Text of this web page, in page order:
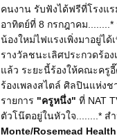
คนงาน รับฟังได้ฟรีที่โรงแ
อาทิตย์ที่ 8 กรกฎาคม........*
น้องใหม่ไฟแรงเพิ่งมาอยู่ได้
รางวัลชนะเลิศประกวดร้อ
แล้ว ระยะนี้ร้องให้คณะครู
ร้องเพลงสไตล์ ศิลปินแห่ง
รายการ "ครูหนึ่ง" ที่ NAT
ตัวโน๊ตอยู่ในหัวใจ........*
Monte/Rosemead